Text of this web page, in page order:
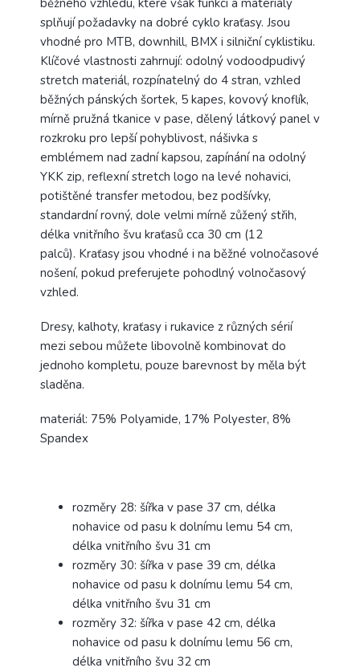
běžného vzhledu, které však funkcí a materiály
splňují požadavky na dobré cyklo kraťasy. Jsou
vhodné pro MTB, downhill, BMX i silniční cyklistiku.
Klíčové vlastnosti zahrnují: odolný vodoodpudivý
stretch materiál, rozpínatelný do 4 stran, vzhled
běžných pánských šortek, 5 kapes, kovový knoflík,
mírně pružná tkanice v pase, dělený látkový panel v
rozkroku pro lepší pohyblivost, nášivka s
emblémem nad zadní kapsou, zapínání na odolný
YKK zip, reflexní stretch logo na levé nohavici,
potištěné transfer metodou, bez podšívky,
standardní rovný, dole velmi mírně zůžený střih,
délka vnitřního švu kraťasů cca 30 cm (12
palců). Kraťasy jsou vhodné i na běžné volnočasové
nošení, pokud preferujete pohodlný volnočasový
vzhled.
Dresy, kalhoty, kraťasy i rukavice z různých sérií
mezi sebou můžete libovolně kombinovat do
jednoho kompletu, pouze barevnost by měla být
sladěna.
materiál: 75% Polyamide, 17% Polyester, 8%
Spandex
rozměry 28: šířka v pase 37 cm, délka
nohavice od pasu k dolnímu lemu 54 cm,
délka vnitřního švu 31 cm
rozměry 30: šířka v pase 39 cm, délka
nohavice od pasu k dolnímu lemu 54 cm,
délka vnitřního švu 31 cm
rozměry 32: šířka v pase 42 cm, délka
nohavice od pasu k dolnímu lemu 56 cm,
délka vnitřního švu 32 cm